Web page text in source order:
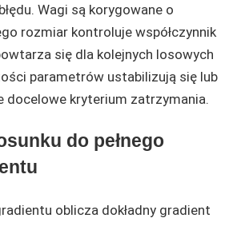
Wagi są korygowane o
rozmiar kontroluje współczynnik
się dla kolejnych losowych
parametrów ustabilizują się lub
docelowe kryterium zatrzymania.
do pełnego
oblicza dokładny gradient